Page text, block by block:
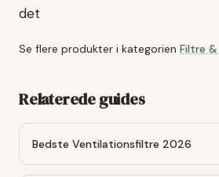
det
Se flere produkter i kategorien Filtre
Relaterede guides
Bedste Ventilationsfiltre 2026